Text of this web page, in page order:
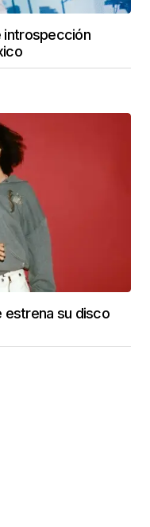
introspección
estrena su disco